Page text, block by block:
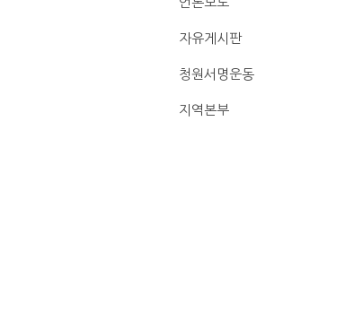
자유게시판
청원서명운동
지역본부